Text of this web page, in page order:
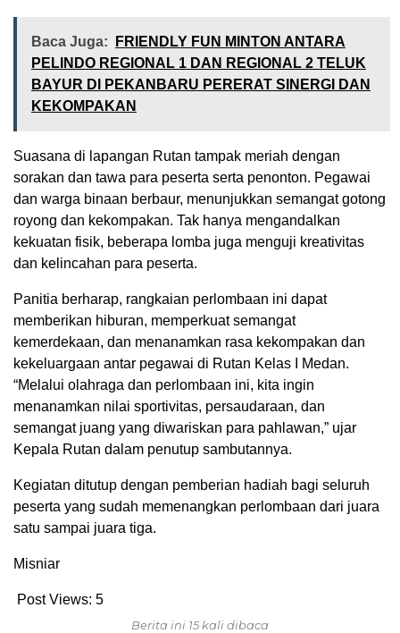
Baca Juga:
FRIENDLY FUN MINTON ANTARA
PELINDO REGIONAL 1 DAN REGIONAL 2 TELUK
BAYUR DI PEKANBARU PERERAT SINERGI DAN
KEKOMPAKAN
Suasana di lapangan Rutan tampak meriah dengan
sorakan dan tawa para peserta serta penonton. Pegawai
dan warga binaan berbaur, menunjukkan semangat gotong
royong dan kekompakan. Tak hanya mengandalkan
kekuatan fisik, beberapa lomba juga menguji kreativitas
dan kelincahan para peserta.
Panitia berharap, rangkaian perlombaan ini dapat
memberikan hiburan, memperkuat semangat
kemerdekaan, dan menanamkan rasa kekompakan dan
kekeluargaan antar pegawai di Rutan Kelas I Medan.
“Melalui olahraga dan perlombaan ini, kita ingin
menanamkan nilai sportivitas, persaudaraan, dan
semangat juang yang diwariskan para pahlawan,” ujar
Kepala Rutan dalam penutup sambutannya.
Kegiatan ditutup dengan pemberian hadiah bagi seluruh
peserta yang sudah memenangkan perlombaan dari juara
satu sampai juara tiga.
Misniar
Post Views: 5
Berita ini 15 kali dibaca